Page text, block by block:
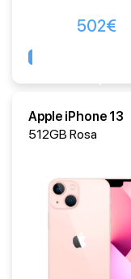
502€
Apple iPhone 13
512GB Rosa